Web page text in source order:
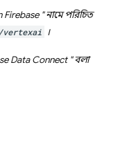
Firebase" নামে পরিচিত
vertexai ।
Data Connect" বলা